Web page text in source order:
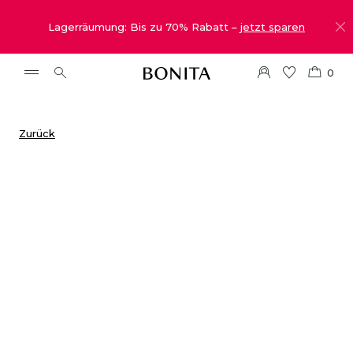
Lagerräumung: Bis zu 70% Rabatt – jetzt sparen
0
Zurück